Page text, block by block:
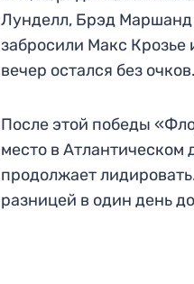
Лунделл, Брэд Маршанд
забросили Макс Крозье
вечер остался без очков.
После этой победы
место в Атлантическом
продолжает
разницей в один день